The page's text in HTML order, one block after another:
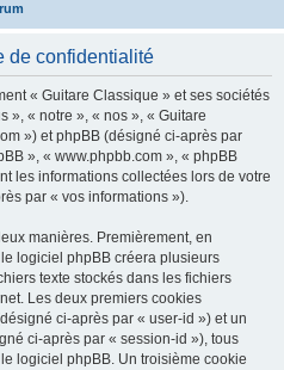
de confidentialité
« Guitare Classique » et ses sociétés
», « notre », « nos », « Guitare
») et phpBB (désigné ci-après par
», « www.phpbb.com », « phpBB
les informations collectées lors de votre
par « vos informations »).
manières. Premièrement, en
logiciel phpBB créera plusieurs
texte stockés dans les fichiers
Les deux premiers cookies
ci-après par « user-id ») et un
ci-après par « session-id »), tous
logiciel phpBB. Un troisième cookie